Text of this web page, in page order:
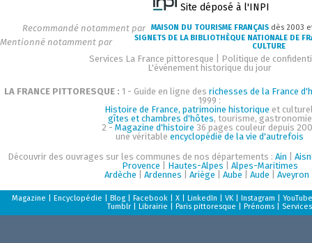
Site déposé à l'INPI
Recommandé notamment par MAISON DU TOURISME FRANÇAIS dès 2003
Mentionné notamment par
SIGNETS DE LA BIBLIOTHÈQUE NATIONALE DE
CULTURE
Services La France pittoresque
Politique de
L'événement historique du jour
LA FRANCE PITTORESQUE : 1 - Guide en ligne des richesses de la France
1999 :
Histoire de France, patrimoine historique et
gîtes et chambres d'hôtes, tourisme, gastronomie
2 - Magazine d'histoire 36 pages couleur depuis
une véritable encyclopédie de la vie d'autrefois
Découvrir des ouvrages sur les communes de nos départements : Ain
Provence
Hautes-Alpes
Alpes-Maritimes
Ardèche
Ardennes Ariège Aube Aude Aveyron
Magazine Encyclopédie Blog Facebook X LinkedIn VK Instagram
YouTube
Tumblr
Librairie Paris pittoresque Prénoms Services